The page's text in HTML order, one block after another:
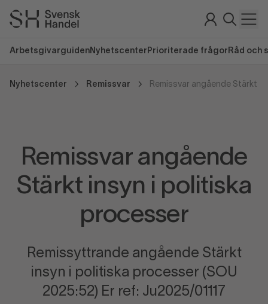
Arbetsgivarguiden Nyhetscenter Prioriterade frågor Råd och
Nyhetscenter Remissvar
Remissvar angående
Stärkt insyn i politiska
processer
Remissyttrande angående Stärkt
insyn i politiska processer (SOU
2025:52) Er ref: Ju2025/01117